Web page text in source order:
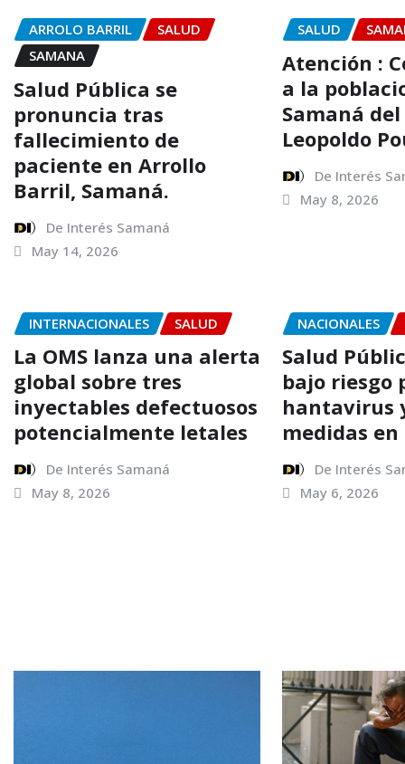
ARROLO BARRIL
SALUD
SAMANA
Salud Pública se
pronuncia tras
fallecimiento de
paciente en Arrollo
Barril, Samaná.
De Interés Samaná
May 14, 2026
SALUD
Atención :
a la
Samaná
Leopoldo
De Interés
May 8, 2026
INTERNACIONALES SALUD
La OMS lanza una alerta
global sobre tres
inyectables defectuosos
potencialmente letales
De Interés Samaná
May 8, 2026
NACIONALES
Salud
bajo riesgo
hantavirus
medidas en
De Interés
May 6, 2026